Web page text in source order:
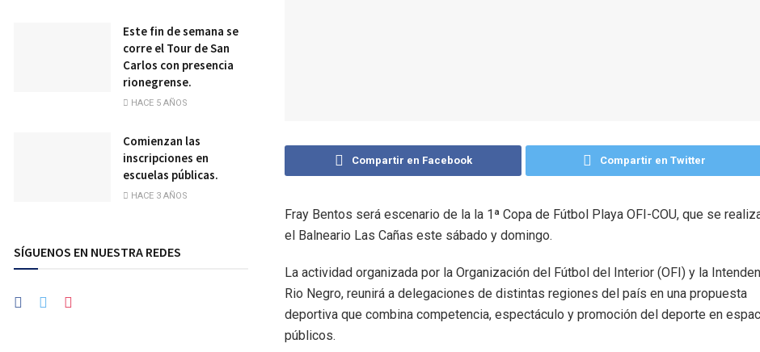
Compartir en Facebook Compartir en Twitter
Fray Bentos será escenario de la la 1ª Copa de Fútbol Playa OFI-COU, que se
el Balneario Las Cañas este sábado y domingo.
La actividad organizada por la Organización del Fútbol del Interior (OFI) y la
Rio Negro, reunirá a delegaciones de distintas regiones del país en una propuesta
deportiva que combina competencia, espectáculo y promoción del deporte en
públicos.
Este fin de semana se
corre el Tour de San
Carlos con presencia
rionegrense.
HACE 5 AÑOS
Comienzan las
inscripciones en
escuelas públicas.
HACE 3 AÑOS
SÍGUENOS EN NUESTRA REDES